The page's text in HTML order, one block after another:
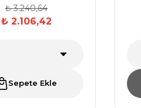
₺ 3.240,64
₺ 2.106,42
Sepete Ekle